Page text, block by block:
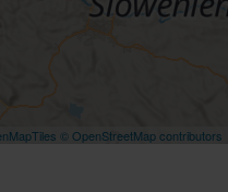
© OpenStreetMap contributors